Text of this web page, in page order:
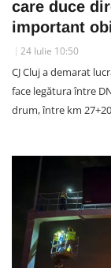
care duce
important
24 Iulie 10:50
CJ Cluj a demarat
face legătura între
drum, între km